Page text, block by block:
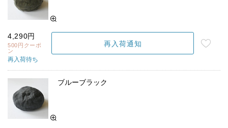
4,290円
500円クーポ
ン
再入荷待ち
再入荷通知
ブルーブラック